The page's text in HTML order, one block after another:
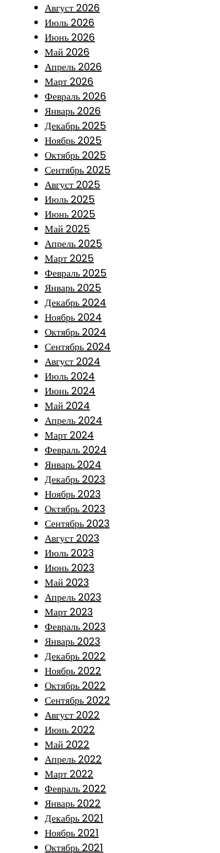
Август 2026
Июль 2026
Июнь 2026
Май 2026
Апрель 2026
Март 2026
Февраль 2026
Январь 2026
Декабрь 2025
Ноябрь 2025
Октябрь 2025
Сентябрь 2025
Август 2025
Июль 2025
Июнь 2025
Май 2025
Апрель 2025
Март 2025
Февраль 2025
Январь 2025
Декабрь 2024
Ноябрь 2024
Октябрь 2024
Сентябрь 2024
Август 2024
Июль 2024
Июнь 2024
Май 2024
Апрель 2024
Март 2024
Февраль 2024
Январь 2024
Декабрь 2023
Ноябрь 2023
Октябрь 2023
Сентябрь 2023
Август 2023
Июль 2023
Июнь 2023
Май 2023
Апрель 2023
Март 2023
Февраль 2023
Январь 2023
Декабрь 2022
Ноябрь 2022
Октябрь 2022
Сентябрь 2022
Август 2022
Июнь 2022
Май 2022
Апрель 2022
Март 2022
Февраль 2022
Январь 2022
Декабрь 2021
Ноябрь 2021
Октябрь 2021